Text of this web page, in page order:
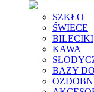
SZKŁO
ŚWIECE
BILECIKI
KAWA
BAZY